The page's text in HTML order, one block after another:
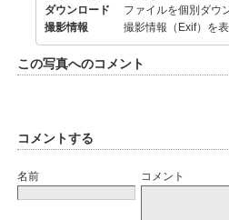
ダウンロード
ファイルを個別ダウ
撮影情報
撮影情報（Exif）を
この写真へのコメント
コメントする
名前 コメント